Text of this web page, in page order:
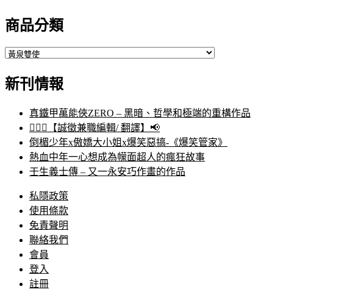
商品分類
新刊情報
真鐵甲萬能俠ZERO – 黑暗、哲學和極端的重構作品
🙋🏻‍♀️【誠徵兼職編輯/ 翻譯】📢
倒楣少年x傲嬌大小姐x爆笑惡搞-《爆笑管家》
熱血中年一心想成為幪面超人的瘋狂故事
壬生義士傳 – 又一永安巧作畫的作品
私隱政策
使用條款
免責聲明
聯絡我們
會員
登入
註冊